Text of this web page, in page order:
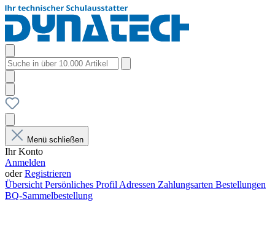
Menü schließen
Ihr Konto
Anmelden
oderRegistrieren
Übersicht Persönliches Profil Adressen Zahlungsarten Bestellungen
BQ-Sammelbestellung